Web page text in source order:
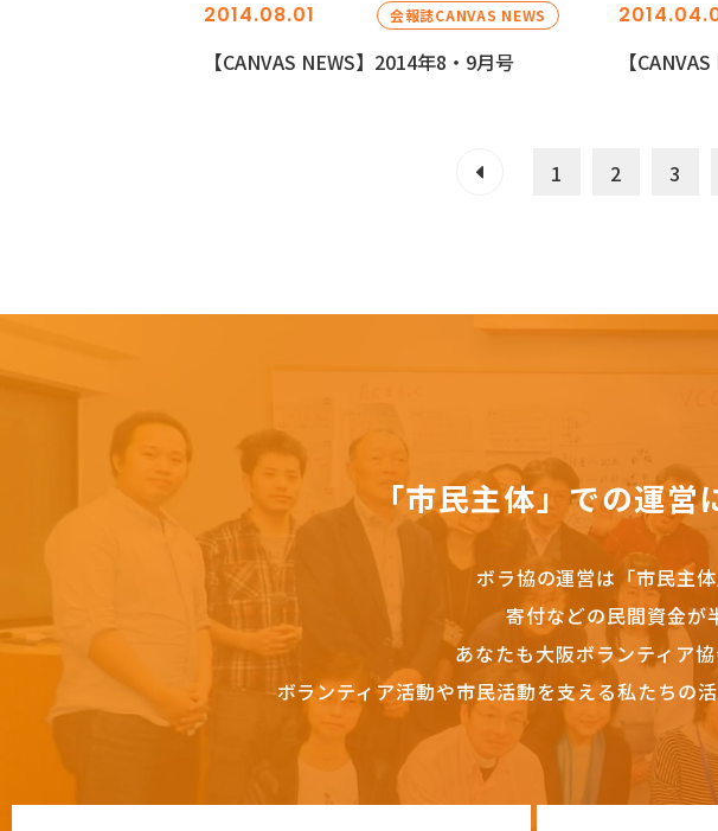
2014.08.01 会報誌CANVAS NEWS
【CANVAS NEWS】2014年8・9月号 【
1 2 3
「市民主体」での運
ボラ協の運営は「市民主体
寄付などの民間資金が
あなたも大阪ボランティア
ボランティア活動や市民活動を支える私たちの